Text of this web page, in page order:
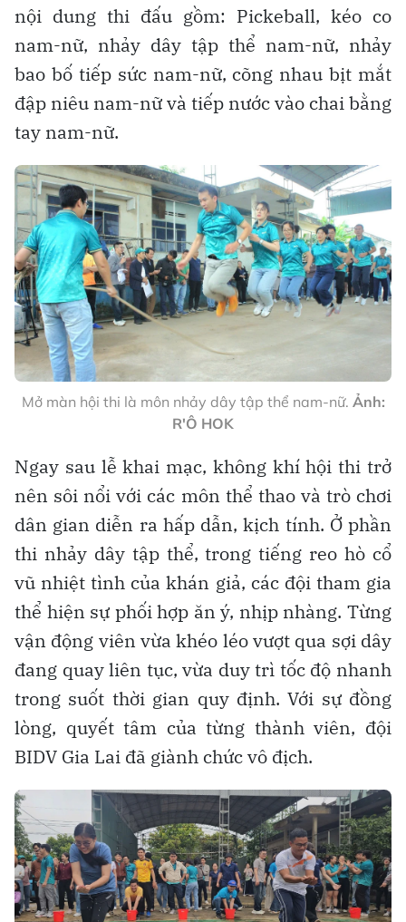
nội dung thi đấu gồm: Pickeball, kéo co
nam-nữ, nhảy dây tập thể nam-nữ, nhảy
bao bố tiếp sức nam-nữ, cõng nhau bịt mắt
đập niêu nam-nữ và tiếp nước vào chai bằng
tay nam-nữ.
Mở màn hội thi là môn nhảy dây tập thể nam-nữ. Ảnh:
R'Ô HOK
Ngay sau lễ khai mạc, không khí hội thi trở
nên sôi nổi với các môn thể thao và trò chơi
dân gian diễn ra hấp dẫn, kịch tính. Ở phần
thi nhảy dây tập thể, trong tiếng reo hò cổ
vũ nhiệt tình của khán giả, các đội tham gia
thể hiện sự phối hợp ăn ý, nhịp nhàng. Từng
vận động viên vừa khéo léo vượt qua sợi dây
đang quay liên tục, vừa duy trì tốc độ nhanh
trong suốt thời gian quy định. Với sự đồng
lòng, quyết tâm của từng thành viên, đội
BIDV Gia Lai đã giành chức vô địch.